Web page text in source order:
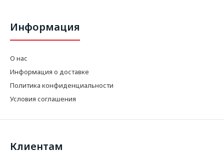
Информация
О нас
Информация о доставке
Политика конфиденциальности
Условия соглашения
Клиентам